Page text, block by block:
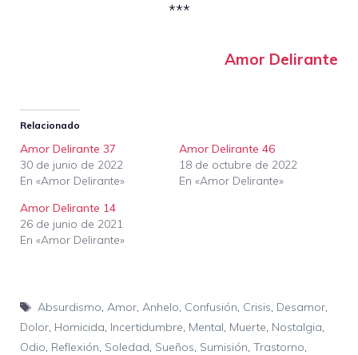
***
Amor Delirante
Relacionado
Amor Delirante 37
30 de junio de 2022
En «Amor Delirante»
Amor Delirante 46
18 de octubre de 2022
En «Amor Delirante»
Amor Delirante 14
26 de junio de 2021
En «Amor Delirante»
Etiquetas
Absurdismo, Amor, Anhelo, Confusión, Crisis, Desamor,
Dolor, Homicida, Incertidumbre, Mental, Muerte, Nostalgia,
Odio, Reflexión, Soledad, Sueños, Sumisión, Trastorno,